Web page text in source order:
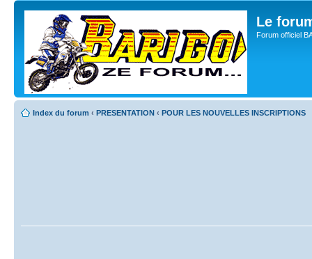
Le
Forum officiel
Index du forum ‹ PRESENTATION ‹ POUR LES NOUVELLES INSCRIPTIONS